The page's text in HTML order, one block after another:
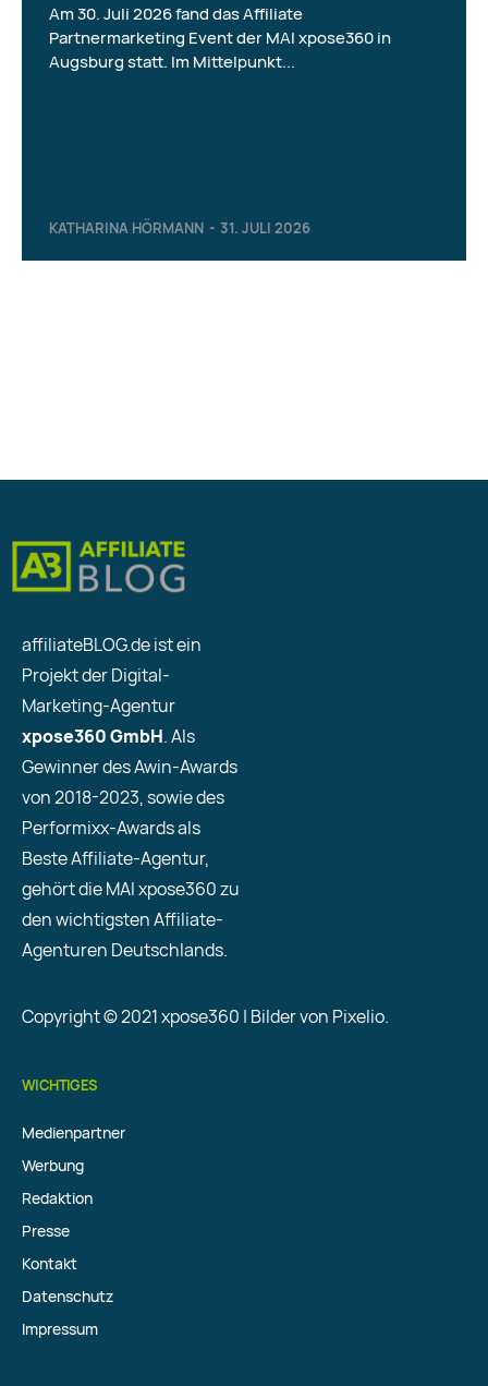
KATHARINA HÖRMANN - 31. JULI 2026
Am 30. Juli 2026 fand das Affiliate
Partnermarketing Event der MAI xpose360 in
Augsburg statt. Im Mittelpunkt...
affiliateBLOG.de ist ein
Projekt der Digital-
Marketing-Agentur
xpose360 GmbH. Als
Gewinner des Awin-Awards
von 2018-2023, sowie des
Performixx-Awards als
Beste Affiliate-Agentur,
gehört die MAI xpose360 zu
den wichtigsten Affiliate-
Agenturen Deutschlands.
Copyright © 2021 xpose360 | Bilder von Pixelio.
WICHTIGES
Medienpartner
Werbung
Redaktion
Presse
Kontakt
Datenschutz
Impressum